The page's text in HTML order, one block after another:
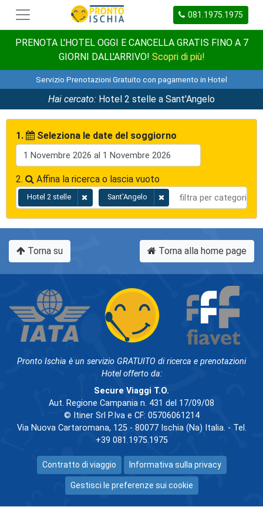
081.1975.1975
PRENOTA L'HOTEL OGGI E CANCELLA GRATIS FINO A 7
GIORNI DALL'ARRIVO! Scopri di più!
Servizio Prenotazioni Gratuito con pagamento in Hotel
Hai cercato: Hotel 2 stelle a Sant'Angelo
1. Seleziona le date del soggiorno
2. Affina la ricerca o lascia vuoto
Hotel 2 stelle Sant'Angelo
Torna su Torna alla home page
Pronto Ischia è un servizio GRATUITO di ricerca e prenotazioni
Hotel offerto da:
Secure Viaggi T.O.
Aut. Regione Campania n. 431 del 17/09/08
© Itiner Srl P.Iva e CF: 05706061214
Via Nuova Cartaromana, 125 - 80077 Ischia (Na) Italia. - Tel.
+39 081.1975.1975
Contratto di viaggio Informativa sulla privacy
Gestisci le preferenze sui cookie